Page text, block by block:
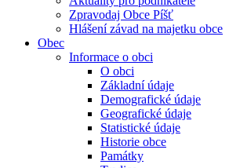
Zpravodaj Obce Píšť
Hlášení závad na majetku obce
Obec
Informace o obci
O obci
Základní údaje
Demografické údaje
Geografické údaje
Statistické údaje
Historie obce
Památky